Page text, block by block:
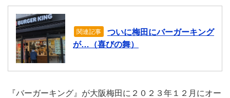
関連記事
ついに梅田にバーガーキング
が…（喜びの舞）
『バーガーキング』が大阪梅田に２０２３年１２月にオー